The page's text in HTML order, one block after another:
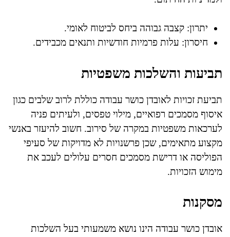
יתרון: קצבה גבוהה ביחס לביטוח לאומי.
חיסרון: עלות פרמיות חודשיות ותנאים מכבידים.
תביעות והשלכות משפטיות
תביעת זכויות לאובדן כושר עבודה כוללת לרוב שלבים כגון
איסוף מסמכים רפואיים, מילוי טפסים, ולעיתים פניה
לערכאות משפטיות במקרה של סירוב. חשוב להיעזר באנשי
מקצוע מתאימים, שכן פרשנויות לא מדויקות של סעיפי
הפוליסה או דרישת מסמכים חסרים עלולים לעכב את
מימוש הזכויות.
מסקנות
אובדן כושר עבודה הינו נושא משמעותי בעל השלכות